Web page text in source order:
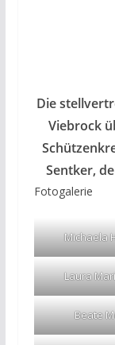
Die
Viebrock
Sentker,
Fotogalerie
Michaela
Laura
Beate